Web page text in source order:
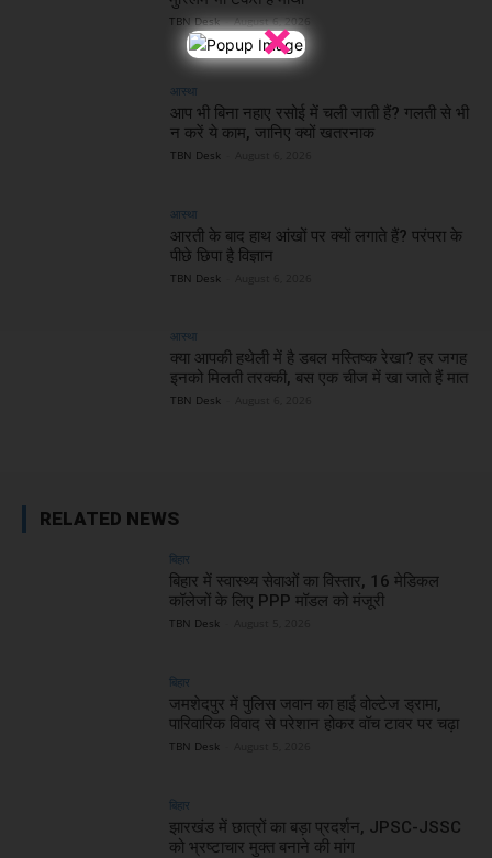
×
TBN Desk - August 6, 2026
आस्था
आप भी बिना नहाए रसोई में चली जाती हैं? गलती से भी
न करें ये काम, जानिए क्यों खतरनाक
TBN Desk
आस्था
आरती के बाद हाथ आंखों पर क्यों लगाते हैं? परंपरा के
पीछे छिपा है विज्ञान
TBN Desk
आस्था
क्या आपकी हथेली में है डबल मस्तिष्क रेखा? हर जगह
इनको मिलती तरक्की, बस एक चीज में खा जाते हैं मात
TBN Desk
RELATED NEWS
बिहार
बिहार में स्वास्थ्य सेवाओं का विस्तार, 16 मेडिकल
कॉलेजों के लिए PPP मॉडल को मंजूरी
TBN Desk
बिहार
जमशेदपुर में पुलिस जवान का हाई वोल्टेज ड्रामा,
पारिवारिक विवाद से परेशान होकर वॉच टावर पर चढ़ा
TBN Desk
बिहार
झारखंड में छात्रों का बड़ा प्रदर्शन, JPSC-JSSC
को भ्रष्टाचार मुक्त बनाने की मांग